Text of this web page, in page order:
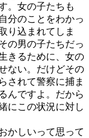
。女の子たちも
分のことをわかっ
り込まれてしま
の男の子たちだっ
きるために、女の
ない。だけどその
されて警察に捕ま
んですよ。だから
にこの状況に対し
かしいって思って